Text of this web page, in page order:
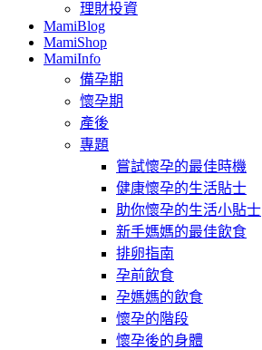
理財投資
MamiBlog
MamiShop
MamiInfo
備孕期
懷孕期
產後
專題
嘗試懷孕的最佳時機
健康懷孕的生活貼士
助你懷孕的生活小貼士
新手媽媽的最佳飲食
排卵指南
孕前飲食
孕媽媽的飲食
懷孕的階段
懷孕後的身體